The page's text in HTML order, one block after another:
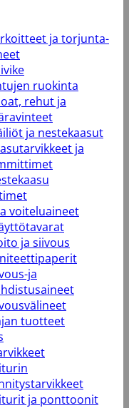
ja torjunta-
ruokinta
rehut ja
ja nestekaasut
ja
voiteluaineet
ja siivous
ja
tuotteet
ja ponttoonit